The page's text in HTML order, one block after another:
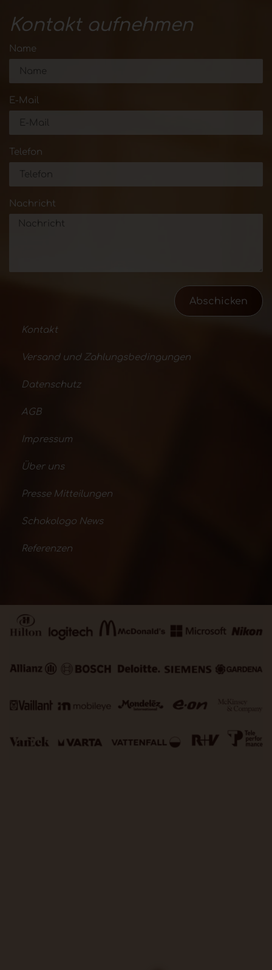
Kontakt aufnehmen
Name
E-Mail
Telefon
Nachricht
Abschicken
Kontakt
Versand und Zahlungsbedingungen
Datenschutz
AGB
Impressum
Über uns
Presse Mitteilungen
Schokologo News
Referenzen